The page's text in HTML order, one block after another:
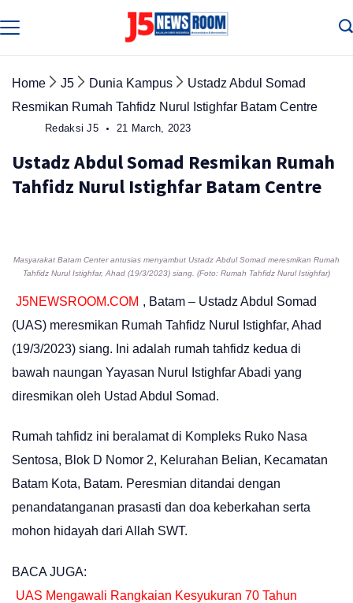
to
Home J5 Dunia Kampus
Ustadz Abdul Somad
Resmikan Rumah Tahfidz Nurul Istighfar Batam Centre
Redaksi J5 21 March, 2023
Ustadz Abdul Somad Resmikan Rumah
Tahfidz Nurul Istighfar Batam Centre
Masyarakat Batam Center antusias menyambut Ustadz Abdul Somad meresmikan Rumah
Tahfidz Nurul Istighfar, Ahad (19/3/2023) siang. (Foto: Rumah Tahfidz Nurul Istighfar)
J5NEWSROOM.COM , Batam – Ustadz Abdul Somad
(UAS) meresmikan Rumah Tahfidz Nurul Istighfar, Ahad
(19/3/2023) siang. Ini adalah rumah tahfidz kedua di
bawah naungan Yayasan Nurul Istighfar Abadi yang
diresmikan oleh Ustad Abdul Somad.
Rumah tahfidz ini beralamat di Kompleks Ruko Nasa
Sentosa, Blok D Nomor 2, Kelurahan Belian, Kecamatan
Batam Kota, Batam. Peresmian ditandai dengan
penandatanganan prasasti dan doa keberkahan serta
mohon hidayah dari Allah SWT.
BACA JUGA:
UAS Mengawali Rangkaian Kesyukuran 70 Tahun